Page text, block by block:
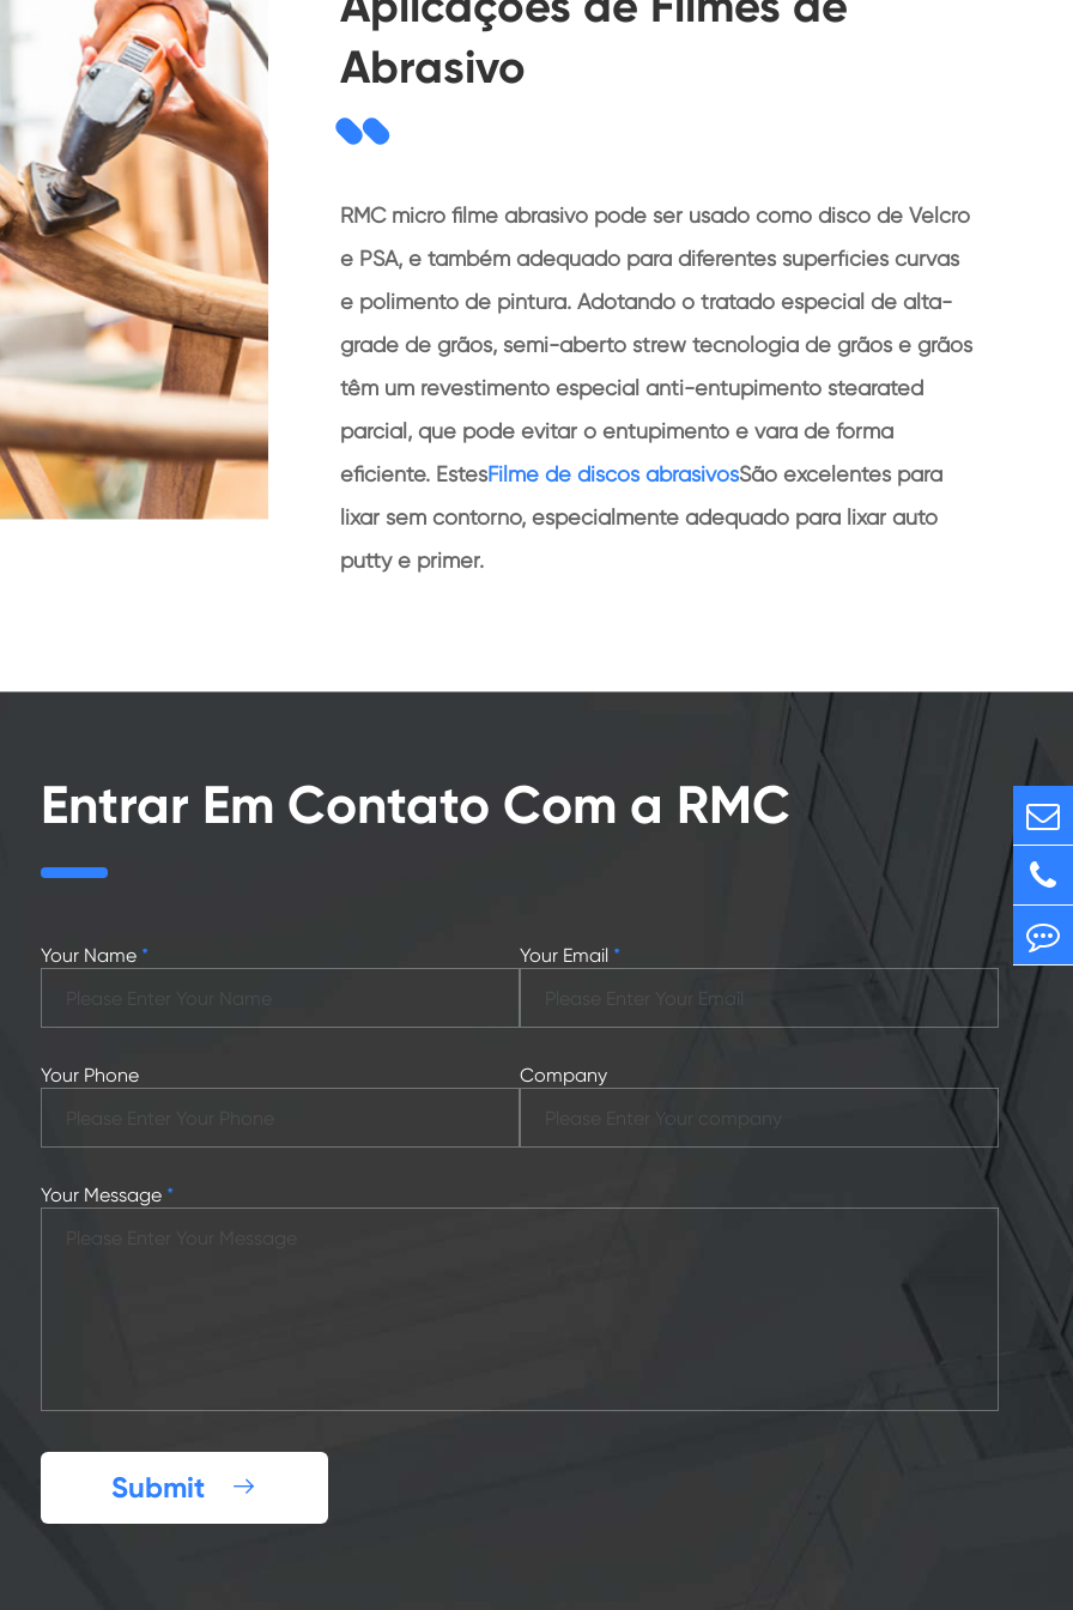
Abrasivo
RMC micro filme abrasivo pode ser usado como disco de Velcro
e PSA, e também adequado para diferentes superfícies curvas
e polimento de pintura. Adotando o tratado especial de alta-
grade de grãos, semi-aberto strew tecnologia de grãos e grãos
têm um revestimento especial anti-entupimento stearated
parcial, que pode evitar o entupimento e vara de forma
eficiente. EstesFilme de discos abrasivosSão excelentes para
lixar sem contorno, especialmente adequado para lixar auto
putty e primer.
Entrar Em Contato Com a RMC
Your Name * Your Email *
Your Phone Company
Your Message *
Submit 